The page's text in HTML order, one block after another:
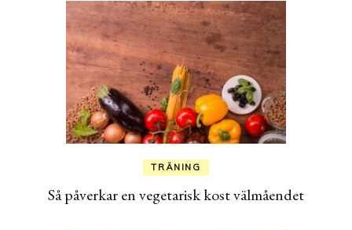
TRÄNING
Så påverkar en vegetarisk kost välmåendet